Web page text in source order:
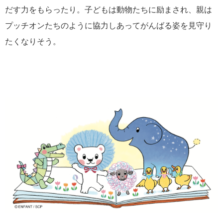
だす力をもらったり。子どもは動物たちに励まされ、親は
プッチオンたちのように協力しあってがんばる姿を見守り
たくなりそう。